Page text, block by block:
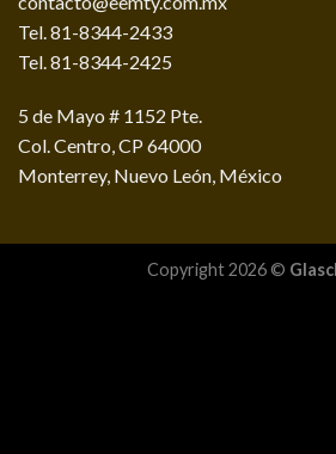
Tel. 81-8344-2433
Tel. 81-8344-2425
5 de Mayo # 1152 Pte.
Col. Centro, CP 64000
Monterrey, Nuevo León, México
Copyright 2026 ©